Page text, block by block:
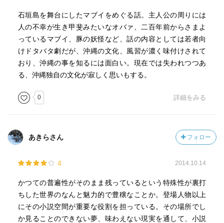
石垣島を舞台にしたマブイをめぐる話。主人公の周りには
人の不幸が生き甲斐みたいなオバァ、二百年前からさまよ
っているマブイ、豚の妖怪など、話の内容としては若者向
けドタバタ劇だが、沖縄の文化、風習が濃く味付けされて
おり、沖縄の事を知るには面白い。現在では失われつつあ
る、沖縄独自の文化が寂しく思いもする。
0 詳細をみる
あきらさん フォロー
4 2014.10.14
かつての普遍性がそのまま残っているという特殊性が裏打
ちした世界のなんと魅力的で豊穣なことか。登場人物以上
にその小説空間が重要な役割を担っている。その場所でし
か見ることのできない夢、味わえない現実を通して、小説